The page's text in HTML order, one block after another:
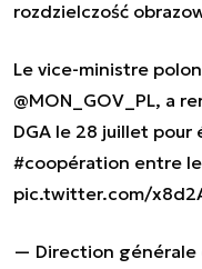
rozdzielczość
Le vice-ministre
@MON_GOV_PL, a
DGA le 28 juillet
#coopération entre
pic.twitter.com/
— Direction générale